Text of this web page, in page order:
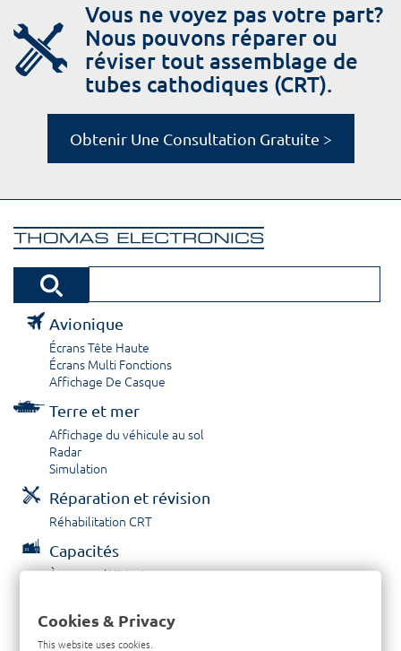
Vous ne voyez pas votre part?
Nous pouvons réparer ou
réviser tout assemblage de
tubes cathodiques (CRT).
Obtenir Une Consultation Gratuite >
Avionique
Écrans Tête Haute
Écrans Multi Fonctions
Affichage De Casque
Terre et mer
Affichage du véhicule au sol
Radar
Simulation
Réparation et révision
Réhabilitation CRT
Capacités
À propos / Historique
Contactez nous
Cookies & Privacy
This website uses cookies.